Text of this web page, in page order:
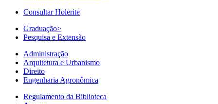
Consultar Holerite
Graduação>
Pesquisa e Extensão
Administração
Arquitetura e Urbanismo
Direito
Engenharia Agronômica
Regulamento da Biblioteca